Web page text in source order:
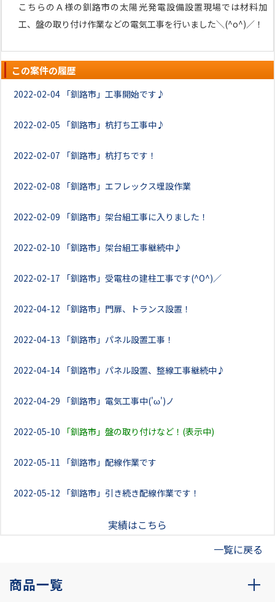
こちらのＡ様の釧路市の太陽光発電設備設置現場では材料加
工、盤の取り付け作業などの電気工事を行いました＼(^o^)／！
この案件の履歴
2022-02-04 「釧路市」工事開始です♪
2022-02-05 「釧路市」杭打ち工事中♪
2022-02-07 「釧路市」杭打ちです！
2022-02-08 「釧路市」エフレックス埋設作業
2022-02-09 「釧路市」架台組工事に入りました！
2022-02-10 「釧路市」架台組工事継続中♪
2022-02-17 「釧路市」受電柱の建柱工事です(^O^)／
2022-04-12 「釧路市」門扉、トランス設置！
2022-04-13 「釧路市」パネル設置工事！
2022-04-14 「釧路市」パネル設置、整線工事継続中♪
2022-04-29 「釧路市」電気工事中('ω')ノ
2022-05-10 「釧路市」盤の取り付けなど！(表示中)
2022-05-11 「釧路市」配線作業です
2022-05-12 「釧路市」引き続き配線作業です！
実績はこちら
一覧に戻る
商品一覧